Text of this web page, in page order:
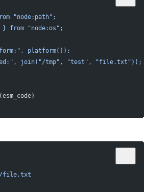
"node:path";
from "node:os";
platform());
join("/tmp", "test", "file.txt"));
file.txt